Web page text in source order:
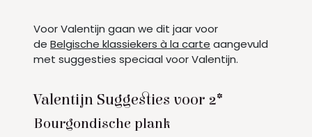
Voor Valentijn gaan we dit jaar voor
de Belgische klassiekers à la carte aangevuld
met suggesties speciaal voor Valentijn.
Valentijn Suggesties voor 2*
Bourgondische plank